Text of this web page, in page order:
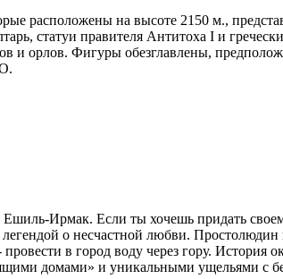
расположены на высоте 2150 м.,
статуи правителя Антитоха I и
и орлов. Фигуры обезглавлены,
Ирмак. Если ты хочешь придать
легендой о несчастной любви.
в город воду через гору. История
домами» и уникальными ущельями